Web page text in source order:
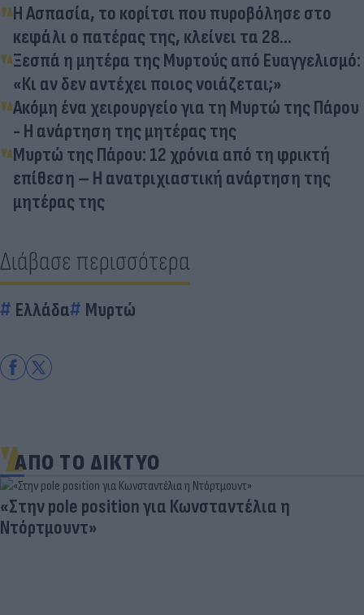
Η Ασπασία, το κορίτσι που πυροβόλησε στο
κεφάλι ο πατέρας της, κλείνει τα 28...
Ξεσπά η μητέρα της Μυρτούς από Ευαγγελισμό:
«Κι αν δεν αντέχει ποιος νοιάζεται;»
Ακόμη ένα χειρουργείο για τη Μυρτώ της Πάρου
- Η ανάρτηση της μητέρας της
Μυρτώ της Πάρου: 12 χρόνια από τη φρικτή
επίθεση – Η ανατριχιαστική ανάρτηση της
μητέρας της
Διάβασε περισσότερα
Ελλάδα Μυρτώ
ΑΠΟ ΤΟ ΔΙΚΤΥΟ
«Στην pole position για Κωνσταντέλια η
Ντόρτμουντ»